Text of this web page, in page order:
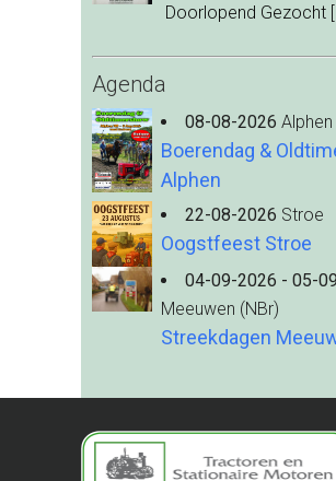
Doorlopend Gezocht
Agenda
08-08-2026 Alphen
Boerendag &
Alphen
22-08-2026 Stroe
Oogstfeest Stroe
04-09-2026 - 05-
Meeuwen (NBr)
Streekdagen